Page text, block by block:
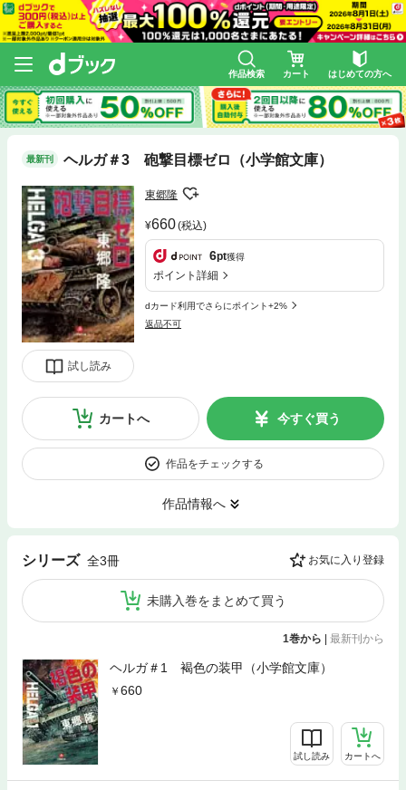
作品検索 カート はじめての方へ
最新刊 ヘルガ＃3 砲撃目標ゼロ（小学館文庫）
試し読み
東郷隆
660(税込)
6pt獲得
ポイント詳細
dカード利用でさらにポイント+2%
返品不可
カートへ 今すぐ買う
作品をチェックする
作品情報へ
シリーズ 全3冊 お気に入り登録
未購入巻をまとめて買う
1巻から 最新刊から
ヘルガ＃1 褐色の装甲（小学館文庫）
660
試し読み カートへ